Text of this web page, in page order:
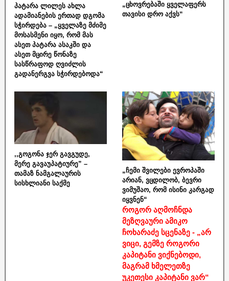
პატარა ლილეს ახლა
ადამიანების ერთად დგომა
სჭირდება – „ყველაზე მძიმე
მოსასმენი იყო, რომ მას
ასეთ პატარა ასაკში და
ასეთ მცირე წონაზე
სასწრაფოდ ღვიძლის
გადანერგვა სჭირდებოდა“
„ცხოვრებაში ყველაფერს
თავისი დრო აქვს“
,,გოგონა ჯერ გავგუდე,
მერე გავაუპატიურე” –
თამაზ ნამგალაურის
სისხლიანი საქმე
„ჩემი შვილები ევროპაში
არიან, ვცდილობ, ბევრი
ვიმუშაო, რომ ისინი კარგად
იყვნენ“
როგორ აღმოჩნდა
მეზღვაური ამიკო
ჩოხარაძე სცენაზე - „არ
ვიცი, გემზე როგორი
კაპიტანი ვიქნებოდი,
მაგრამ ხმელეთზე
უკეთესი კაპიტანი ვარ“